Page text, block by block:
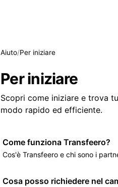
Aiuto/Per iniziare
Per iniziare
Scopri come iniziare e trova
modo rapido ed efficiente.
Come funziona Transfeero?
Cos'è Transfeero e chi sono i
Cosa posso richiedere nel